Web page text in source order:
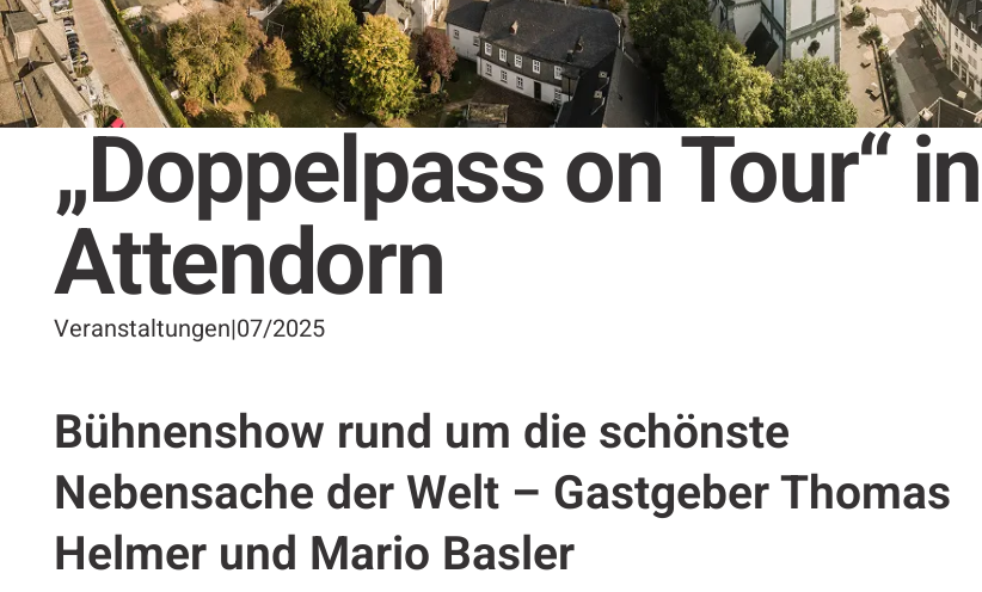
„Doppelpass on Tour“ in
Attendorn
Veranstaltungen|07/2025
Bühnenshow rund um die schönste
Nebensache der Welt – Gastgeber Thomas
Helmer und Mario Basler